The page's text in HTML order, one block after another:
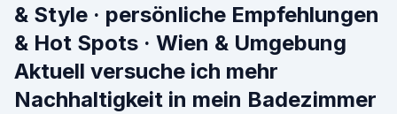
& Style · persönliche Empfehlungen
& Hot Spots · Wien & Umgebung
Aktuell versuche ich mehr
Nachhaltigkeit in mein Badezimmer